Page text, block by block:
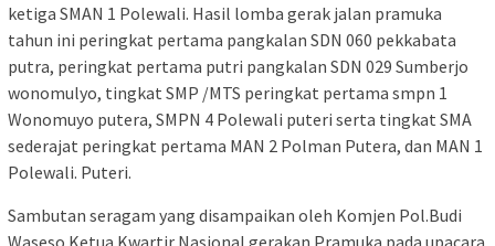
ketiga SMAN 1 Polewali. Hasil lomba gerak jalan pramuka
tahun ini peringkat pertama pangkalan SDN 060 pekkabata
putra, peringkat pertama putri pangkalan SDN 029 Sumberjo
wonomulyo, tingkat SMP /MTS peringkat pertama smpn 1
Wonomuyo putera, SMPN 4 Polewali puteri serta tingkat SMA
sederajat peringkat pertama MAN 2 Polman Putera, dan MAN 1
Polewali. Puteri.
Sambutan seragam yang disampaikan oleh Komjen Pol.Budi
Waseso Ketua Kwartir Nasional gerakan Pramuka pada upacara